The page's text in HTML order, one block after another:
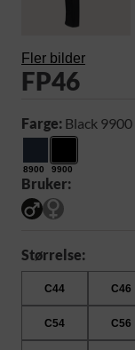
Fler bilder
FP46
Farge: Black 9900
8900 9900
Bruker:
Størrelse:
C44 C46
C54 C56